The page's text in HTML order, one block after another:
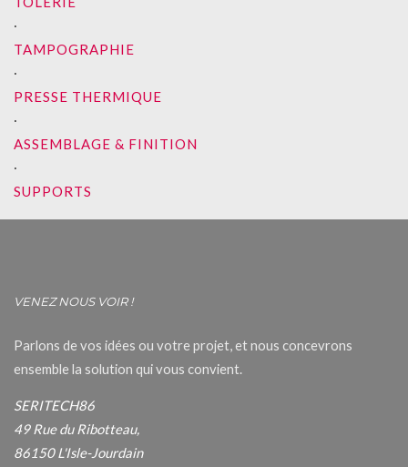
∙
TAMPOGRAPHIE
∙
PRESSE THERMIQUE
∙
ASSEMBLAGE & FINITION
∙
SUPPORTS
VENEZ NOUS VOIR !
Parlons de vos idées ou votre projet, et nous concevrons
ensemble la solution qui vous convient.
SERITECH86
49 Rue du Ribotteau,
86150 L'Isle-Jourdain